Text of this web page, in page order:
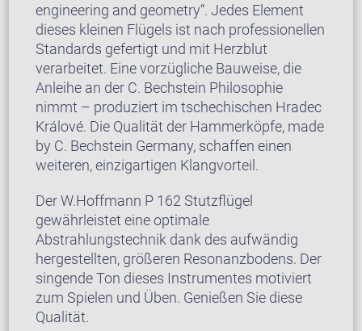
engineering and geometry“. Jedes Element
dieses kleinen Flügels ist nach professionellen
Standards gefertigt und mit Herzblut
verarbeitet. Eine vorzügliche Bauweise, die
Anleihe an der C. Bechstein Philosophie
nimmt – produziert im tschechischen Hradec
Králové. Die Qualität der Hammerköpfe, made
by C. Bechstein Germany, schaffen einen
weiteren, einzigartigen Klangvorteil.
Der W.Hoffmann P 162 Stutzflügel
gewährleistet eine optimale
Abstrahlungstechnik dank des aufwändig
hergestellten, größeren Resonanzbodens. Der
singende Ton dieses Instrumentes motiviert
zum Spielen und Üben. Genießen Sie diese
Qualität.